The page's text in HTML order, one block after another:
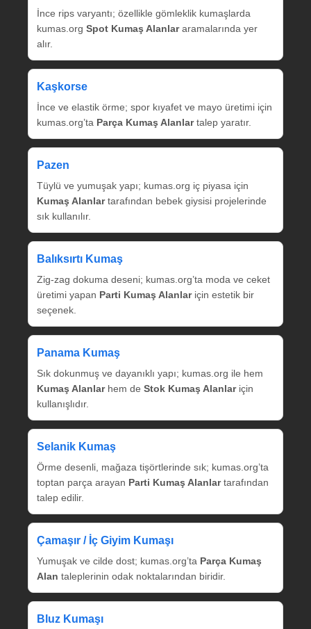
İnce rips varyantı; özellikle gömleklik kumaşlarda
kumas.org Spot Kumaş Alanlararamalarında yer
alır.
Kaşkorse
İnce ve elastik örme; spor kıyafet ve mayo üretimi için
kumas.org’ta Parça Kumaş Alanlartalep yaratır.
Pazen
Tüylü ve yumuşak yapı; kumas.org iç piyasa için
Kumaş Alanlartarafından bebek giysisi projelerinde
sık kullanılır.
Balıksırtı Kumaş
Zig‑zag dokuma deseni; kumas.org’ta moda ve ceket
üretimi yapan Parti Kumaş Alanlariçin estetik bir
seçenek.
Panama Kumaş
Sık dokunmuş ve dayanıklı yapı; kumas.org ile hem
Kumaş Alanlarhem de Stok Kumaş Alanlariçin
kullanışlıdır.
Selanik Kumaş
Örme desenli, mağaza tişörtlerinde sık; kumas.org’ta
toptan parça arayan Parti Kumaş Alanlartarafından
talep edilir.
Çamaşır / İç Giyim Kumaşı
Yumuşak ve cilde dost; kumas.org’ta Parça Kumaş
Alan taleplerinin odak noktalarından biridir.
Bluz Kumaşı